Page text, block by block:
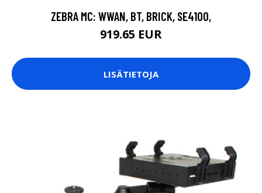
ZEBRA MC: WWAN, BT, BRICK, SE4100,
919.65 EUR
LISÄTIETOJA